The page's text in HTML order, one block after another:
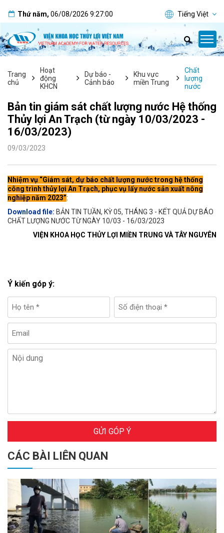
Thứ năm, 06/08/2026 9:27:00 Tiếng Việt
Trang
chủ
Hoạt
động
KHCN
Dự báo -
Cảnh báo
Khu vực
miền Trung
Chất
lượng
nước
Bản tin giám sát chất lượng nước Hệ thống
Thủy lợi An Trạch (từ ngày 10/03/2023 -
16/03/2023)
09/03/2023
Nhiệm vụ “Giám sát, dự báo chất lượng nước trong hệ thống
công trình thủy lợi An Trạch, phục vụ lấy nước sản xuất nông
nghiệp năm 2023”:
Download file: BẢN TIN TUẦN, KỲ 05, THÁNG 3 - KẾT QUẢ DỰ BÁO
CHẤT LƯỢNG NƯỚC TỪ NGÀY 10/03 - 16/03/2023
VIỆN KHOA HỌC THỦY LỢI MIỀN TRUNG VÀ TÂY NGUYÊN
Ý kiến góp ý:
GỬI GÓP Ý
CÁC BÀI LIÊN QUAN